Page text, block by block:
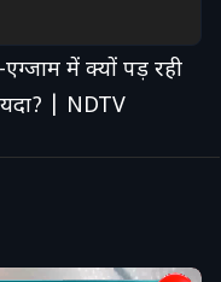
में क्यों पड़ रही
| NDTV